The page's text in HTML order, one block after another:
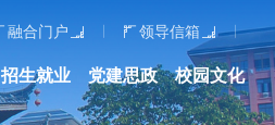
融合门户 领导信箱
招生就业 党建思政 校园文化